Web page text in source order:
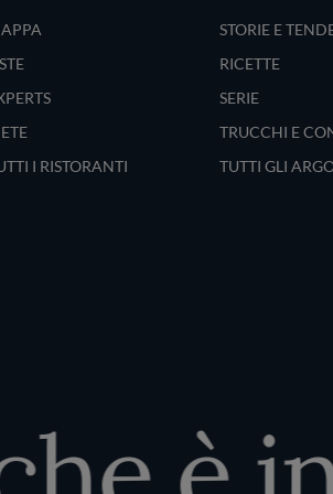
I RISTORANTI
STORIE E
RICETTE
SERIE
TRUCCHI E
TUTTI GLI